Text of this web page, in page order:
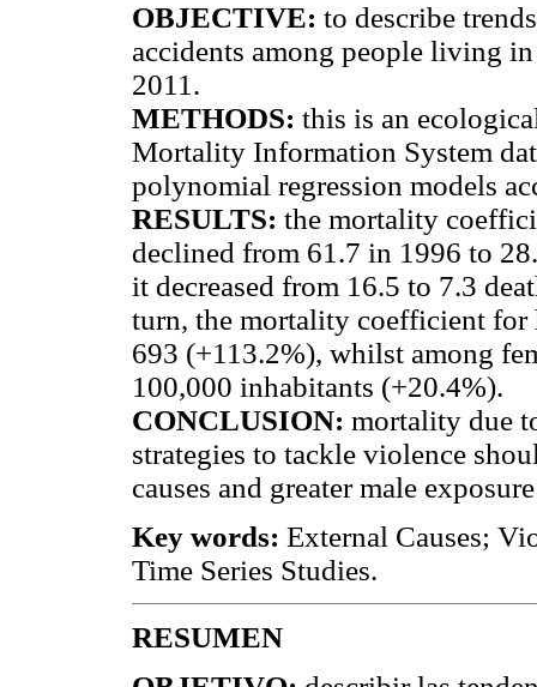
OBJECTIVE: to describe
accidents among people living
2011.
METHODS: this is an
Mortality Information System
polynomial regression models
RESULTS: the mortality
declined from 61.7 in 1996 to
it decreased from 16.5 to 7.3
turn, the mortality coefficient for
693 (+113.2%), whilst among
100,000 inhabitants (+20.4%).
CONCLUSION: mortality due
strategies to tackle violence
causes and greater male
Key words: External Causes;
Time Series Studies.
RESUMEN